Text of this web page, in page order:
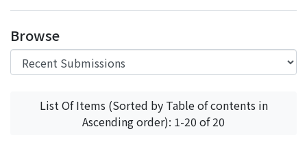
Browse
List Of Items (Sorted by Table of contents in
Ascending order): 1-20 of 20